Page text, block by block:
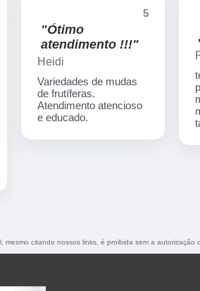
5
"Ótimo
atendimento !!!"
Heidi
Variedades de mudas
de frutíferas.
Atendimento atencioso
e educado.
citando nossos links, é proibida sem a autorização